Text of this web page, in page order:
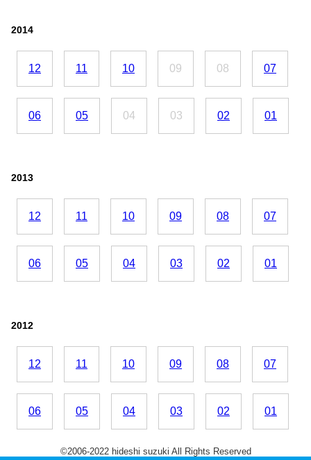
2014
12 11 10 09 08 07
06 05 04 03 02 01
2013
12 11 10 09 08 07
06 05 04 03 02 01
2012
12 11 10 09 08 07
06 05 04 03 02 01
©2006-2022 hideshi suzuki All Rights Reserved